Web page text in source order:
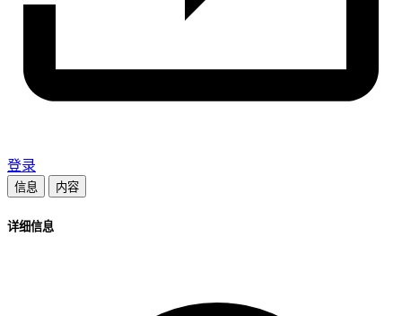
登录
信息 内容
详细信息